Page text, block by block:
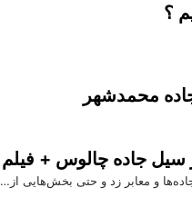
؟
سیل جاده چالوس + فیلم
و معابر زد و حتی بخش‌هایی از…